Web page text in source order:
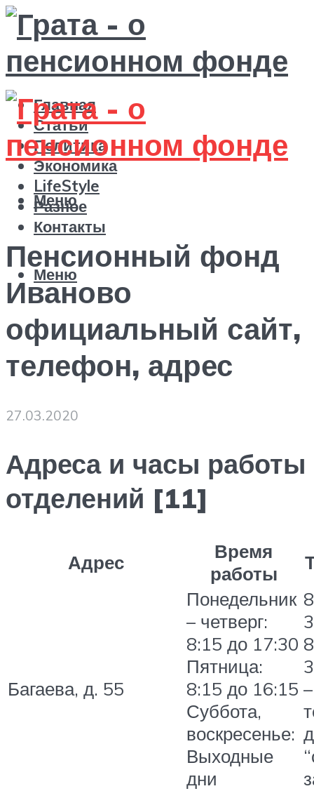
Главная
Статьи
Политика
Экономика
LifeStyle
Разное
Контакты
Меню
Меню
Пенсионный фонд
Иваново
официальный сайт,
телефон, адрес
27.03.2020
Адреса и часы работы
отделений [11]
Адрес
Время
работы
Багаева, д. 55
Понедельник
– четверг:
8:15 до 17:30
Пятница:
8:15 до 16:15
Суббота,
воскресенье:
Выходные
дни
–